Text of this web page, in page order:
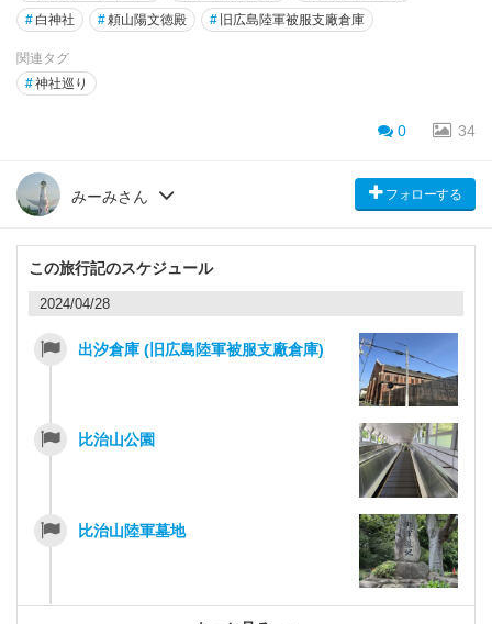
# 白神社 #頼山陽文徳殿 # 旧広島陸軍被服支廠倉庫
関連タグ
#神社巡り
0 34
みーみさん フォローする
この旅行記のスケジュール
2024/04/28
出汐倉庫 (旧広島陸軍被服支廠倉庫)
比治山公園
比治山陸軍墓地